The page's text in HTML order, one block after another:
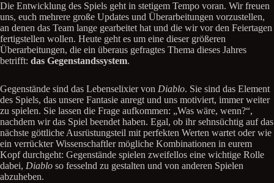
Die Entwicklung des Spiels geht in stetigem Tempo voran. Wir freuen
uns, euch mehrere große Updates und Überarbeitungen vorzustellen,
an denen das Team lange gearbeitet hat und die wir vor den Feiertagen
fertigstellen wollen. Heute geht es um eine dieser größeren
Überarbeitungen, die ein überaus gefragtes Thema dieses Jahres
betrifft: das Gegenstandssystem.
Gegenstände sind das Lebenselixier von Diablo. Sie sind das Element
des Spiels, das unsere Fantasie anregt und uns motiviert, immer weiter
zu spielen. Sie lassen die Frage aufkommen: „Was wäre, wenn?“,
nachdem wir das Spiel beendet haben. Egal, ob ihr sehnsüchtig auf das
nächste göttliche Ausrüstungsteil mit perfekten Werten wartet oder wie
ein verrückter Wissenschaftler mögliche Kombinationen in eurem
Kopf durchgeht: Gegenstände spielen zweifellos eine wichtige Rolle
dabei, Diablo so fesselnd zu gestalten und von anderen Spielen
abzuheben.